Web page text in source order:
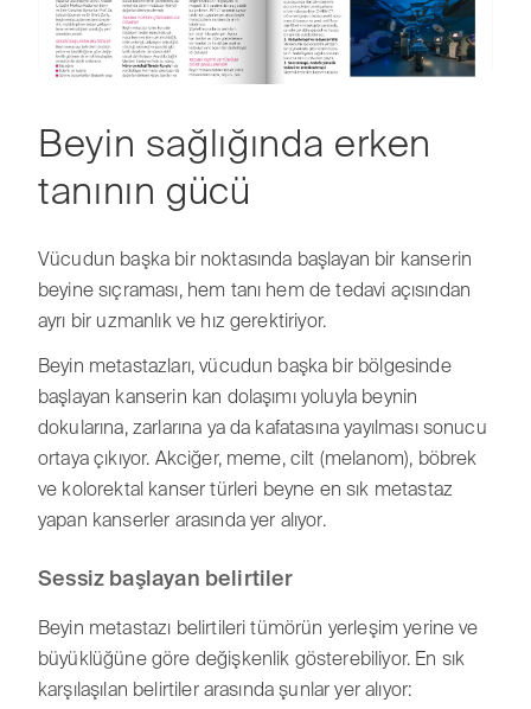
Beyin sağlığında erken
tanının gücü
Vücudun başka bir noktasında başlayan bir kanserin
beyine sıçraması, hem tanı hem de tedavi açısından
ayrı bir uzmanlık ve hız gerektiriyor.
Beyin metastazları, vücudun başka bir bölgesinde
başlayan kanserin kan dolaşımı yoluyla beynin
dokularına, zarlarına ya da kafatasına yayılması sonucu
ortaya çıkıyor. Akciğer, meme, cilt (melanom), böbrek
ve kolorektal kanser türleri beyne en sık metastaz
yapan kanserler arasında yer alıyor.
Sessiz başlayan belirtiler
Beyin metastazı belirtileri tümörün yerleşim yerine ve
büyüklüğüne göre değişkenlik gösterebiliyor. En sık
karşılaşılan belirtiler arasında şunlar yer alıyor: